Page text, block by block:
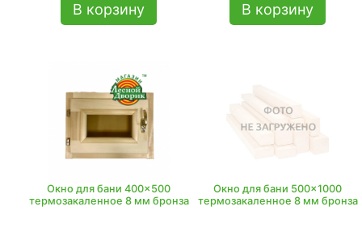
В корзину В корзину
Окно для бани 400x500
термозакаленное 8 мм бронза
Окно для бани 500x1000
термозакаленное 8 мм бронза